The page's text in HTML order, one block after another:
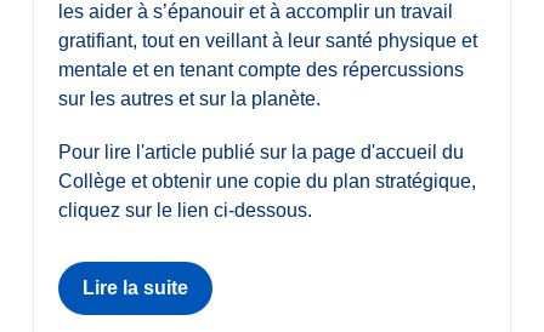
les aider à s’épanouir et à accomplir un travail
gratifiant, tout en veillant à leur santé physique et
mentale et en tenant compte des répercussions
sur les autres et sur la planète.
Pour lire l'article publié sur la page d'accueil du
Collège et obtenir une copie du plan stratégique,
cliquez sur le lien ci-dessous.
Lire la suite